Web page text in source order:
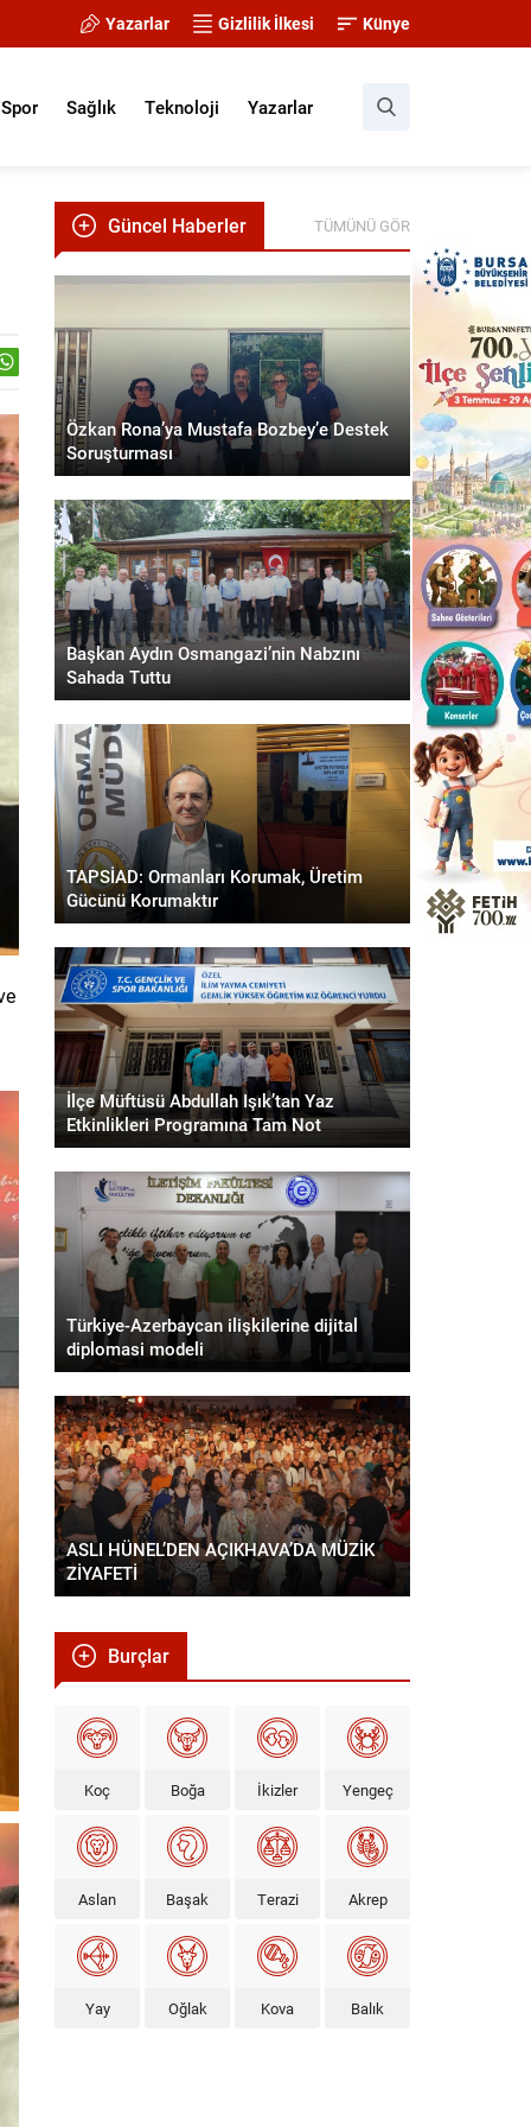
Yazarlar Gizlilik İlkesi Künye
Spor Sağlık Teknoloji Yazarlar
Güncel Haberler TÜMÜNÜ GÖR
Özkan Rona’ya Mustafa Bozbey’e Destek
Soruşturması
Başkan Aydın Osmangazi’nin Nabzını
Sahada Tuttu
TAPSİAD: Ormanları Korumak, Üretim
Gücünü Korumaktır
İlçe Müftüsü Abdullah Işık’tan Yaz
Etkinlikleri Programına Tam Not
Türkiye-Azerbaycan ilişkilerine dijital
diplomasi modeli
ASLI HÜNEL’DEN AÇIKHAVA’DA MÜZİK
ZİYAFETİ
Burçlar
Koç Boğa İkizler Yengeç
Aslan Başak Terazi Akrep
Yay Oğlak Kova Balık